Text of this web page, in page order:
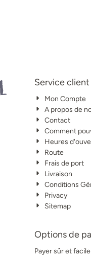
Service client
Mon Compte
A propos de
Contact
Comment
Heures
Route
Frais de port
Livraison
Conditions
Privacy
Sitemap
Options de
Payer sûr et